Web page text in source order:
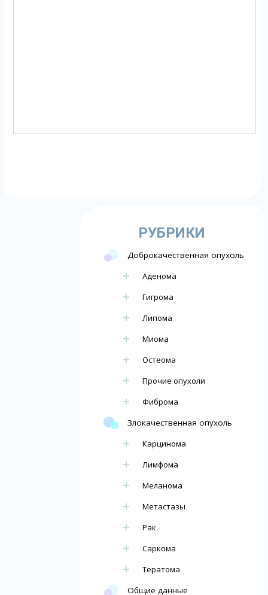
РУБРИКИ
Доброкачественная опухоль
Аденома
Гигрома
Липома
Миома
Остеома
Прочие опухоли
Фиброма
Злокачественная опухоль
Карцинома
Лимфома
Меланома
Метастазы
Рак
Саркома
Тератома
Общие данные